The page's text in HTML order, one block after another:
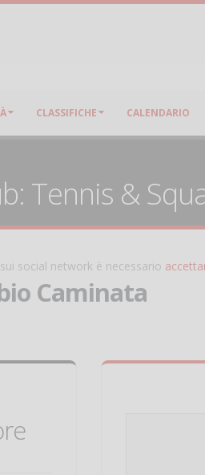
CLASSIFICHE CALENDARIO
Tennis &
social network è necessario
Caminata